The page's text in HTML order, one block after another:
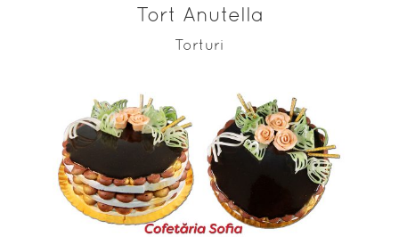
Tort Anutella
Torturi
ADAUGĂ ÎN COȘ